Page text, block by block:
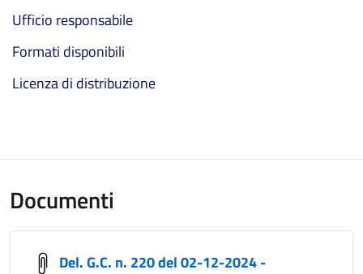
Ufficio responsabile
Formati disponibili
Licenza di distribuzione
Documenti
Del. G.C. n. 220 del 02-12-2024 -